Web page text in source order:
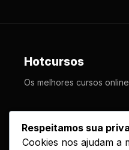
Hotcursos
Os melhores cursos
Cursos
Respeitamos sua
Cookies nos ajudam a